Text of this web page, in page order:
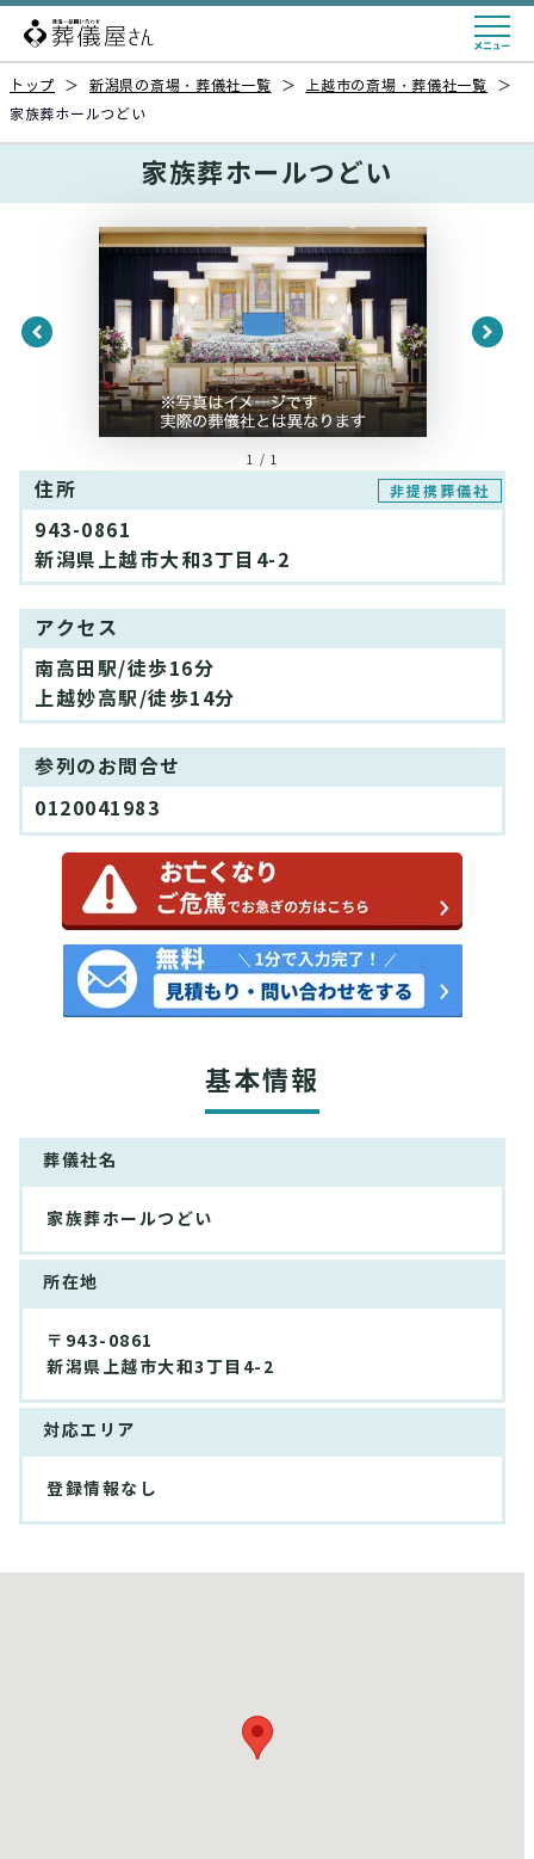
トップ ＞ 新潟県の斎場・葬儀社一覧 ＞ 上越市の斎場・葬儀社一覧
＞
家族葬ホールつどい
家族葬ホールつどい
1 / 1
住所 非提携葬儀社
943-0861
新潟県上越市大和3丁目4-2
アクセス
南高田駅/徒歩16分
上越妙高駅/徒歩14分
参列のお問合せ
0120041983
基本情報
葬儀社名
家族葬ホールつどい
所在地
〒943-0861
新潟県上越市大和3丁目4-2
対応エリア
登録情報なし